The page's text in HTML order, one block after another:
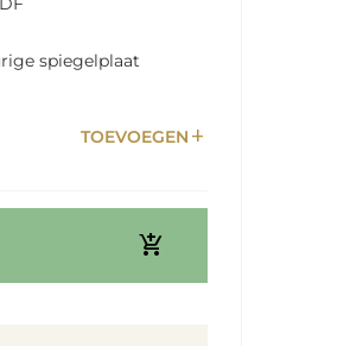
spiegelplaat
TOEVOEGEN add
add_shopping_cart